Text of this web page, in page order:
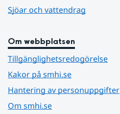
Sjöar och vattendrag
Om webbplatsen
Tillgänglighetsredogörelse
Kakor på smhi.se
Hantering av personuppgifter
Om smhi.se